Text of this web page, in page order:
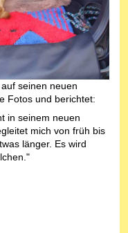
seinen neuen
Fotos und berichtet:
in seinem neuen
mich von früh bis
länger. Es wird